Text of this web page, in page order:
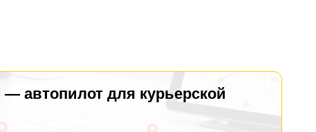
автопилот для курьерской